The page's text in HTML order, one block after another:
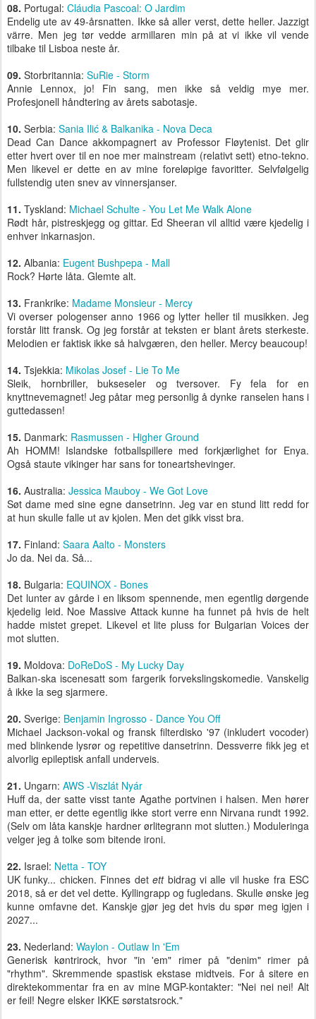
08. Portugal: Cláudia Pascoal: O Jardim
Endelig ute av 49-årsnatten. Ikke så aller verst, dette heller. Jazzigt
värre. Men jeg tør vedde armillaren min på at vi ikke vil vende
tilbake til Lisboa neste år.
09. Storbritannia: SuRie - Storm
Annie Lennox, jo! Fin sang, men ikke så veldig mye mer.
Profesjonell håndtering av årets sabotasje.
10. Serbia: Sania Ilić & Balkanika - Nova Deca
Dead Can Dance akkompagnert av Professor Fløytenist. Det glir
etter hvert over til en noe mer mainstream (relativt sett) etno-tekno.
Men likevel er dette en av mine foreløpige favoritter. Selvfølgelig
fullstendig uten snev av vinnersjanser.
11. Tyskland: Michael Schulte - You Let Me Walk Alone
Rødt hår, pistreskjegg og gittar. Ed Sheeran vil alltid være kjedelig i
enhver inkarnasjon.
12. Albania: Eugent Bushpepa - Mall
Rock? Hørte låta. Glemte alt.
13. Frankrike: Madame Monsieur - Mercy
Vi overser pologenser anno 1966 og lytter heller til musikken. Jeg
forstår litt fransk. Og jeg forstår at teksten er blant årets sterkeste.
Melodien er faktisk ikke så halvgæren, den heller. Mercy beaucoup!
14. Tsjekkia: Mikolas Josef - Lie To Me
Sleik, hornbriller, bukseseler og tversover. Fy fela for en
knyttnevemagnet! Jeg påtar meg personlig å dynke ranselen hans i
guttedassen!
15. Danmark: Rasmussen - Higher Ground
Ah HOMM! Islandske fotballspillere med forkjærlighet for Enya.
Også staute vikinger har sans for toneartshevinger.
16. Australia: Jessica Mauboy - We Got Love
Søt dame med sine egne dansetrinn. Jeg var en stund litt redd for
at hun skulle falle ut av kjolen. Men det gikk visst bra.
17. Finland: Saara Aalto - Monsters
Jo da. Nei da. Så...
18. Bulgaria: EQUINOX - Bones
Det lunter av gårde i en liksom spennende, men egentlig dørgende
kjedelig leid. Noe Massive Attack kunne ha funnet på hvis de helt
hadde mistet grepet. Likevel et lite pluss for Bulgarian Voices der
mot slutten.
19. Moldova: DoReDoS - My Lucky Day
Balkan-ska iscenesatt som fargerik forvekslingskomedie. Vanskelig
å ikke la seg sjarmere.
20. Sverige: Benjamin Ingrosso - Dance You Off
Michael Jackson-vokal og fransk filterdisko '97 (inkludert vocoder)
med blinkende lysrør og repetitive dansetrinn. Dessverre fikk jeg et
alvorlig epileptisk anfall underveis.
21. Ungarn: AWS -Viszlát Nyár
Huff da, der satte visst tante Agathe portvinen i halsen. Men hører
man etter, er dette egentlig ikke stort verre enn Nirvana rundt 1992.
(Selv om låta kanskje hardner ørlitegrann mot slutten.) Moduleringa
velger jeg å tolke som bitende ironi.
22. Israel: Netta - TOY
UK funky... chicken. Finnes detettbidrag vi alle vil huske fra ESC
2018, så er det vel dette. Kyllingrapp og fugledans. Skulle ønske jeg
kunne omfavne det. Kanskje gjør jeg det hvis du spør meg igjen i
2027...
23. Nederland: Waylon - Outlaw In 'Em
Generisk køntrirock, hvor "in 'em" rimer på "denim" rimer på
"rhythm". Skremmende spastisk ekstase midtveis. For å sitere en
direktekommentar fra en av mine MGP-kontakter: "Nei nei nei! Alt
er feil! Negre elsker IKKE sørstatsrock."